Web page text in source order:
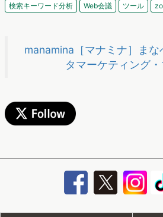
検索キーワード分析
Web会議 ツール
manamina［マナミナ］ま
タマーケティング